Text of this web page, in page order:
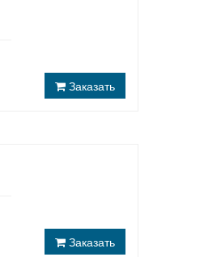
Заказать
Заказать